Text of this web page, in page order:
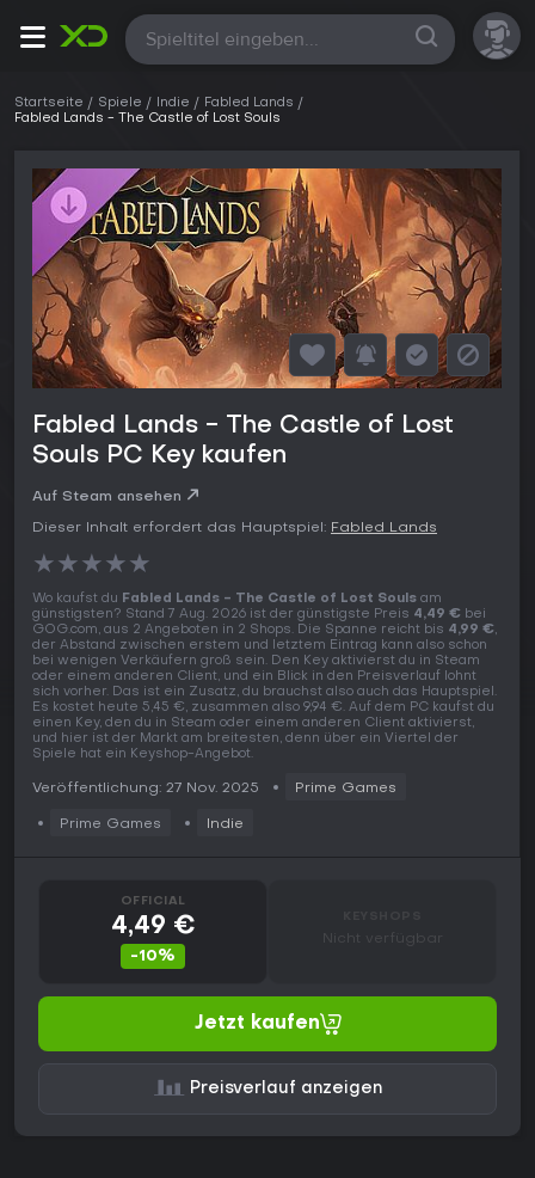
Alle
Startseite Spiele Indie
Fabled Lands
Fabled Lands - The Castle of Lost Souls
Fabled Lands - The Castle of Lost
Souls PC Key kaufen
Auf Steam ansehen
Dieser Inhalt erfordert das Hauptspiel: Fabled Lands
★★★★★
Wo kaufst du Fabled Lands - The Castle of Lost Souls am
günstigsten? Stand 7 Aug. 2026 ist der günstigste Preis 4,49 € bei
GOG.com, aus 2 Angeboten in 2 Shops. Die Spanne reicht bis 4,99 €,
der Abstand zwischen erstem und letztem Eintrag kann also schon
bei wenigen Verkäufern groß sein. Den Key aktivierst du in Steam
oder einem anderen Client, und ein Blick in den Preisverlauf lohnt
sich vorher. Das ist ein Zusatz, du brauchst also auch das Hauptspiel.
Es kostet heute 5,45 €, zusammen also 9,94 €. Auf dem PC kaufst du
einen Key, den du in Steam oder einem anderen Client aktivierst,
und hier ist der Markt am breitesten, denn über ein Viertel der
Spiele hat ein Keyshop-Angebot.
Veröffentlichung: 27 Nov. 2025 Prime Games
Prime Games Indie
OFFICIAL
4,49 €
-10%
Nicht verfügbar
Jetzt kaufen
Preisverlauf anzeigen